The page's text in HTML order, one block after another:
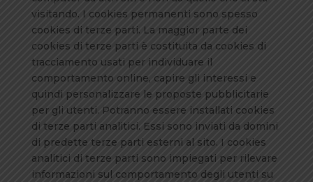
visitando. I cookies permanenti sono spesso
cookies di terze parti. La maggior parte dei
cookies di terze parti è costituita da cookies di
tracciamento usati per individuare il
comportamento online, capire gli interessi e
quindi personalizzare le proposte pubblicitarie
per gli utenti. Potranno essere installati cookies
di terze parti analitici. Essi sono inviati da domini
di predette terze parti esterni al sito. I cookies
analitici di terze parti sono impiegati per rilevare
informazioni sul comportamento degli utenti su